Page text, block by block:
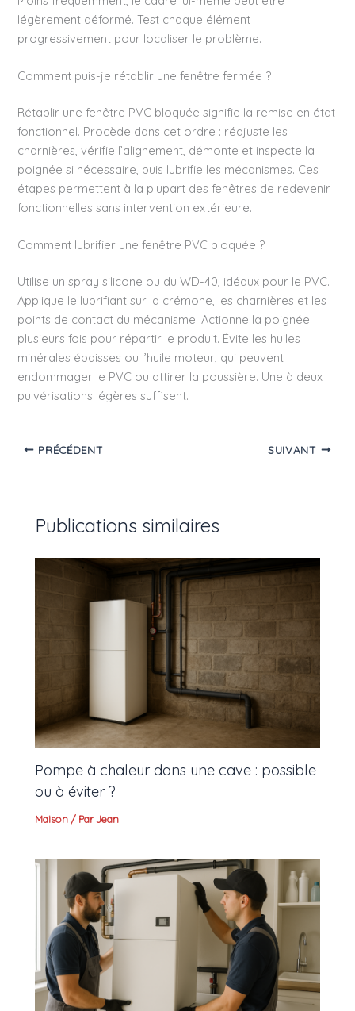
légèrement déformé. Test chaque élément
progressivement pour localiser le problème.
Comment puis-je rétablir une fenêtre fermée ?
Rétablir une fenêtre PVC bloquée signifie la remise en état
fonctionnel. Procède dans cet ordre : réajuste les
charnières, vérifie l’alignement, démonte et inspecte la
poignée si nécessaire, puis lubrifie les mécanismes. Ces
étapes permettent à la plupart des fenêtres de redevenir
fonctionnelles sans intervention extérieure.
Comment lubrifier une fenêtre PVC bloquée ?
Utilise un spray silicone ou du WD-40, idéaux pour le PVC.
Applique le lubrifiant sur la crémone, les charnières et les
points de contact du mécanisme. Actionne la poignée
plusieurs fois pour répartir le produit. Évite les huiles
minérales épaisses ou l’huile moteur, qui peuvent
endommager le PVC ou attirer la poussière. Une à deux
pulvérisations légères suffisent.
PRÉCÉDENT SUIVANT
Publications similaires
Pompe à chaleur dans une cave : possible
ou à éviter ?
Maison / ParJean